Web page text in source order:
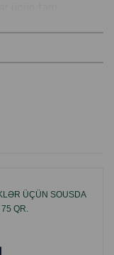
keyfiyyətli
qurmanları
çeşidi ev
ÜÇÜN SOUSDA
QR.